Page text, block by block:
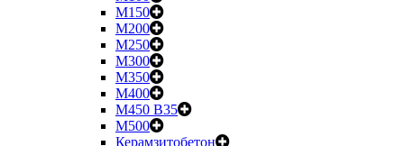
М150
М200
М250
М300
М350
М400
М450 B35
М500
Керамзитобетон